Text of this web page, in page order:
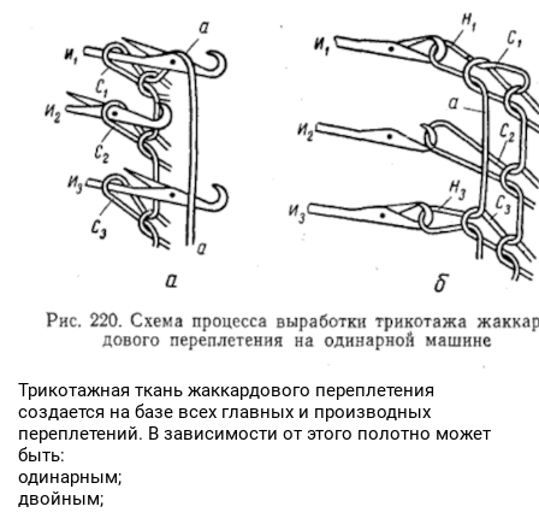
Трикотажная ткань жаккардового переплетения
создается на базе всех главных и производных
переплетений. В зависимости от этого полотно может
быть:
одинарным;
двойным;